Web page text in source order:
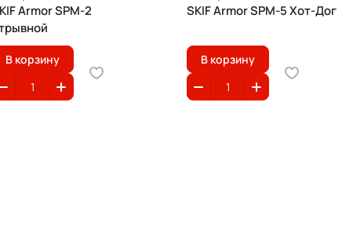
Armor SPM-2
В корзину
SKIF Armor SPM-5 Хот-Дог
В корзину